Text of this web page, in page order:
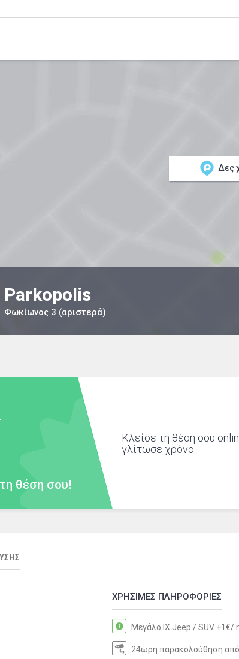
Δες
Parkopolis
Φωκίωνος 3 (αριστερά)
θέση σου!
Κλείσε τη θέση σου
γλίτωσε χρόνο.
ΧΡΗΣΙΜΕΣ ΠΛΗΡΟΦΟΡΙΕΣ
Μεγάλο IX Jeep / SUV +1€/
24ωρη παρακολούθηση